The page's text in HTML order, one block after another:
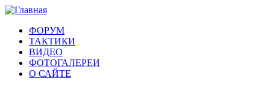
ФОРУМ
ТАКТИКИ
ВИДЕО
ФОТОГАЛЕРЕИ
О САЙТЕ